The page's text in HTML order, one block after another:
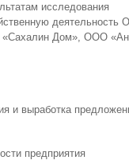
исследования
деятельность
Дом», ООО
и выработка
предприятия